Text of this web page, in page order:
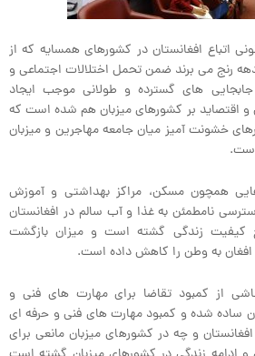
اتباع افغانستان در کشورهای همسایه که از
رنج می برند ضمن تحمل اختلالات اجتماعی و
های گسترده و طولانی موجب ایجاد
و اقتصاید بر کشورهای میزبان هم شده است که
خشونت آمیز میان جامعه مهاجرین و میزبان
است.
همچون مسکن، مراکز بهداشتی و آموزش
نامطمئن به غذا و آب سالم در افغانستان
زندگی گشته است و میزان بازگشت
افغان به وطن را کاهش داده است.
از کمبود تقاضا برای مهارت های فنی و
ساده شده و کمبود مهارت های فنی و حرفه ای
و چه در کشورهای میزبان مانعی برای